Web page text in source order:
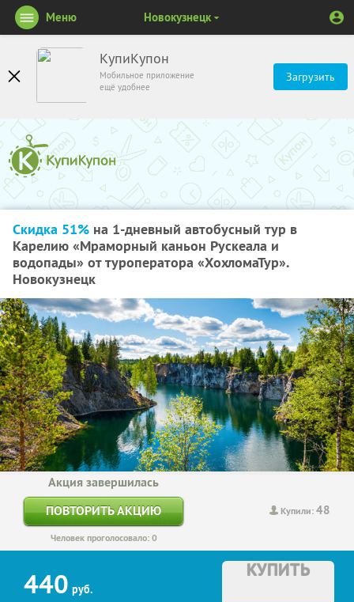
КупиКупон
Мобильное приложение
ещё удобнее
Загрузить
Меню Новокузнецк
Скидка 51% на 1-дневный автобусный тур в
Карелию «Мраморный каньон Рускеала и
водопады» от туроператора «ХохломаТур».
Новокузнецк
Купили:48
Акция завершилась
ПОВТОРИТЬ АКЦИЮ
Человек проголосовало: 0
440 руб.
КУПИТЬ